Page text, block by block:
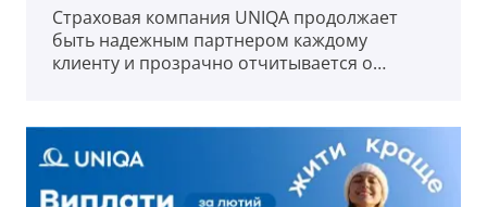
Страховая компания UNIQA продолжает
быть надежным партнером каждому
клиенту и прозрачно отчитывается о